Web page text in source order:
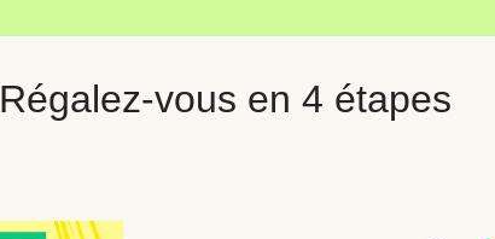
Régalez-vous en 4 étapes